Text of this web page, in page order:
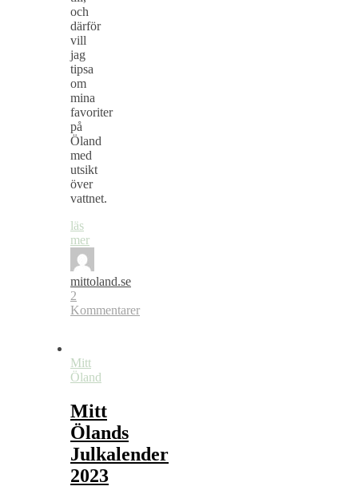
och
därför
vill
jag
tipsa
om
mina
favoriter
på
Öland
med
utsikt
över
vattnet.
läs
mer
mittoland.se
2
Kommentarer
Mitt
Öland
Mitt
Ölands
Julkalender
2023